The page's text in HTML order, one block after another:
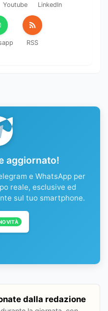
Youtube LinkedIn
RSS
aggiornato!
e WhatsApp per
reale, esclusive ed
sul tuo smartphone.
dalla redazione